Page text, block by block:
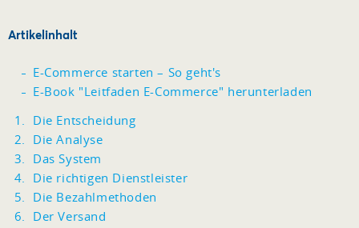
Artikelinhalt
E-Commerce starten – So geht's
E-Book "Leitfaden E-Commerce" herunterladen
Die Entscheidung
Die Analyse
Das System
Die richtigen Dienstleister
Die Bezahlmethoden
Der Versand